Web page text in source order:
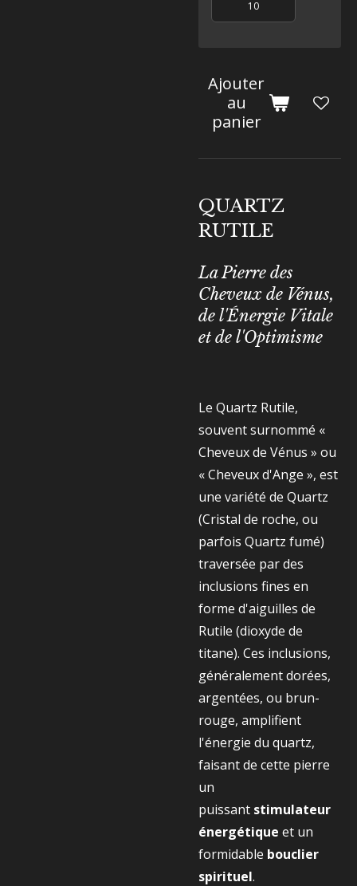
10
Ajouter
au
panier
QUARTZ
RUTILE
La Pierre des
Cheveux de Vénus,
de l'Énergie Vitale
et de l'Optimisme
Le Quartz Rutile,
souvent surnommé «
Cheveux de Vénus » ou
« Cheveux d'Ange », est
une variété de Quartz
(Cristal de roche, ou
parfois Quartz fumé)
traversée par des
inclusions fines en
forme d'aiguilles de
Rutile (dioxyde de
titane). Ces inclusions,
généralement dorées,
argentées, ou brun-
rouge, amplifient
l'énergie du quartz,
faisant de cette pierre
un
puissant stimulateur
énergétique et un
formidable bouclier
spirituel.